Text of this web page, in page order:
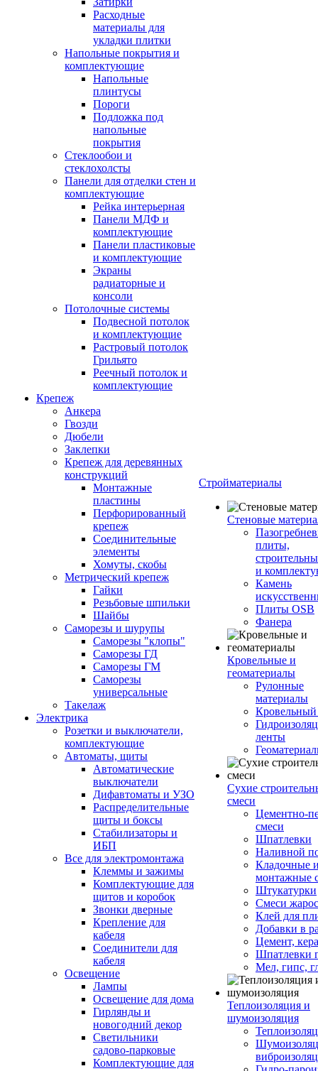
Расходные
материалы для
укладки плитки
Напольные покрытия и
комплектующие
Напольные
плинтусы
Пороги
Подложка под
напольные
покрытия
Стеклообои и
стеклохолсты
Панели для отделки стен и
комплектующие
Рейка интерьерная
Панели МДФ и
комплектующие
Панели пластиковые
и комплектующие
Экраны
радиаторные и
консоли
Потолочные системы
Подвесной потолок
и комплектующие
Растровый потолок
Грильято
Реечный потолок и
комплектующие
Крепеж
Анкера
Гвозди
Дюбели
Заклепки
Крепеж для деревянных
конструкций
Монтажные
пластины
Перфорированный
крепеж
Соединительные
элементы
Хомуты, скобы
Метрический крепеж
Гайки
Резьбовые шпильки
Шайбы
Саморезы и шурупы
Саморезы "клопы"
Саморезы ГД
Саморезы ГМ
Саморезы
универсальные
Такелаж
Электрика
Розетки и выключатели,
комплектующие
Автоматы, щиты
Автоматические
выключатели
Дифавтоматы и УЗО
Распределительные
щиты и боксы
Стабилизаторы и
ИБП
Все для электромонтажа
Клеммы и зажимы
Комплектующие для
щитов и коробок
Звонки дверные
Крепление для
кабеля
Соединители для
кабеля
Освещение
Лампы
Освещение для дома
Гирлянды и
новогодний декор
Светильники
садово-парковые
Комплектующие для
Стройматериалы
Стеновые
плиты,
и
Камень
Плиты OSB
Фанера
Кровельные и
геоматериалы
Рулонные
материалы
ленты
Сухие
смеси
Цементно-
смеси
Шпатлевки
Наливной
Кладочные
монтажные
Штукатурки
Смеси
Клей для
Добавки в
Цемент,
Шпатлевки
Мел, гипс,
Теплоизоляция и
шумоизоляция